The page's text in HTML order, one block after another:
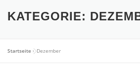
DATENSCHUTZ IMPRESSUM
KATEGORIE:
Startseite »Dezember